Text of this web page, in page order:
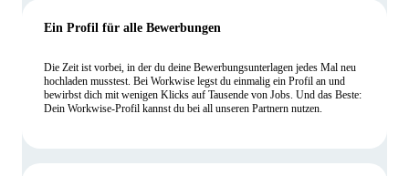
Ein Profil für alle Bewerbungen
Die Zeit ist vorbei, in der du deine Bewerbungsunterlagen jedes Mal neu
hochladen musstest. Bei Workwise legst du einmalig ein Profil an und
bewirbst dich mit wenigen Klicks auf Tausende von Jobs. Und das Beste:
Dein Workwise-Profil kannst du bei all unseren Partnern nutzen.